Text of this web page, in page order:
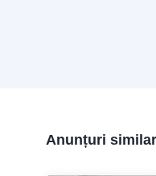
Anunțuri